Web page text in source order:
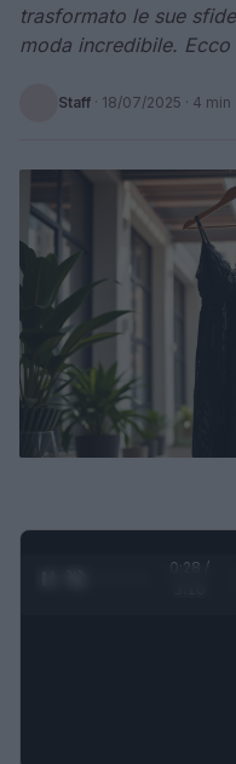
trasformato le sue
moda incredibile.
Staff · 18/07/2025 · 4 min
0:29 /